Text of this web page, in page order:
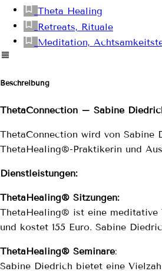
Theta Healing
Retreats, Rituale
Meditation,
Beschreibung
ThetaConnection – Sabine
ThetaConnection wird von Sabine
ThetaHealing®-Praktikerin und
Dienstleistungen:
ThetaHealing® Sitzungen:
ThetaHealing® ist eine meditative
und kostet 155 Euro. Sabine
ThetaHealing® Seminare:
Sabine Diedrich bietet eine